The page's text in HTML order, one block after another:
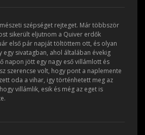
szépséget rejteget. Már többször
sikerült eljutnom a Quiver erdők
első pár napját töltöttem ott, és olyan
egy sivatagban, ahol általában évekig
napon jött egy nagy eső villámlott és
szerencse volt, hogy pont a naplemente
oda a vihar, igy történhetett meg az
villámlik, esik és még az eget is